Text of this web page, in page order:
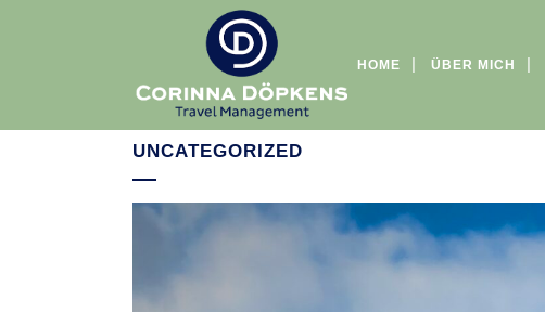
HOME ÜBER MICH
UNCATEGORIZED